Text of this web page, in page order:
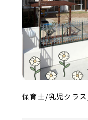
保育士/乳児クラ